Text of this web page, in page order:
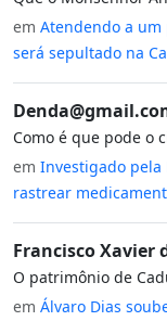
em Atendendo a
será sepultado na
Como é que pode o
em Investigado pela
rastrear
Francisco Xavier
O patrimônio de
em Álvaro Dias